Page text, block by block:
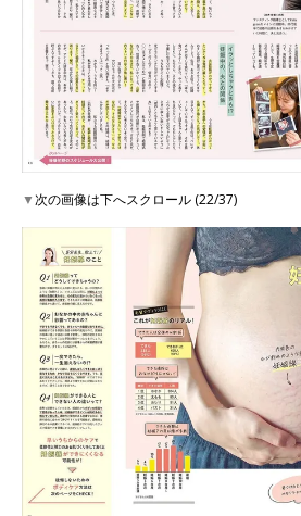
▼次の画像は下へスクロール (22/37)